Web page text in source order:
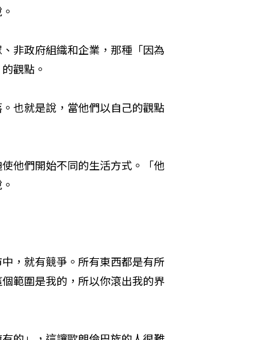
非政府組織和企業，那種「因為
觀點。
也就是說，當他們以自己的觀點
他們開始不同的生活方式。「他
，就有競爭。所有東西都是有所
範圍是我的，所以你滾出我的界